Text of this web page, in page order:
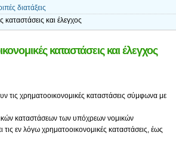
διατάξεις
και έλεγχος
καταστάσεις και έλεγχος
χρηματοοικονομικές καταστάσεις σύμφωνα με
καταστάσεων των υπόχρεων νομικών
εν λόγω χρηματοοικονομικές καταστάσεις, έως